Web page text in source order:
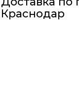
Краснодар